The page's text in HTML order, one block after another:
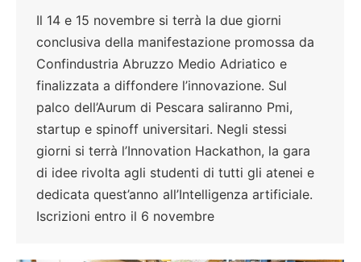
Il 14 e 15 novembre si terrà la due giorni
conclusiva della manifestazione promossa da
Confindustria Abruzzo Medio Adriatico e
finalizzata a diffondere l’innovazione. Sul
palco dell’Aurum di Pescara saliranno Pmi,
startup e spinoff universitari. Negli stessi
giorni si terrà l’Innovation Hackathon, la gara
di idee rivolta agli studenti di tutti gli atenei e
dedicata quest’anno all’Intelligenza artificiale.
Iscrizioni entro il 6 novembre